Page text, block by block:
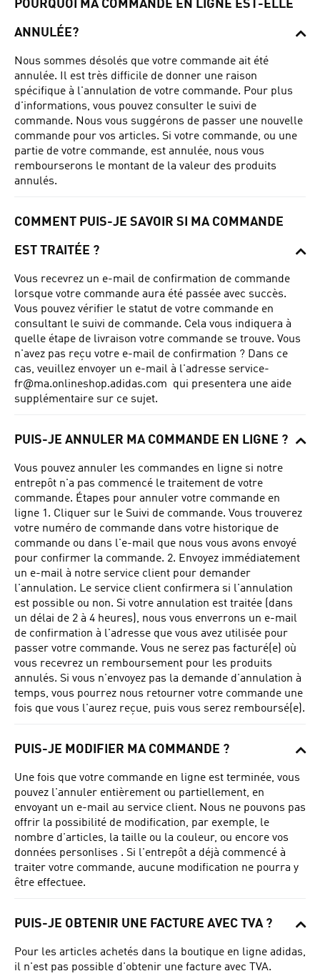
POURQUOI MA COMMANDE EN LIGNE EST-ELLE
ANNULÉE?
Nous sommes désolés que votre commande ait été
annulée.
Il est très difficile de donner une raison
spécifique à l'annulation de votre commande. Pour plus
d'informations, vous pouvez consulter le suivi de
commande. Nous vous suggérons de passer une nouvelle
commande pour vos articles. Si votre commande, ou une
partie de votre commande, est annulée, nous vous
rembourserons le montant de la valeur des produits
annulés.
COMMENT PUIS-JE SAVOIR SI MA COMMANDE
EST TRAITÉE ?
Vous recevrez un e-mail de confirmation de commande
lorsque votre commande aura été passée avec succès.
Vous pouvez vérifier le statut de votre commande en
consultant le suivi de commande. Cela vous indiquera à
quelle étape de livraison votre commande se trouve. Vous
n'avez pas reçu votre e-mail de confirmation ? Dans ce
cas, veuillez envoyer un e-mail à l'adresse service-
fr@ma.onlineshop.adidas.com qui presentera une aide
supplémentaire sur ce sujet.
PUIS-JE ANNULER MA COMMANDE EN LIGNE ?
Vous pouvez annuler les commandes en ligne si notre
entrepôt n'a pas commencé le traitement de votre
commande. Étapes pour annuler votre commande en
ligne 1. Cliquer sur le Suivi de commande. Vous trouverez
votre numéro de commande dans votre historique de
commande ou dans l'e-mail que nous vous avons envoyé
pour confirmer la commande. 2. Envoyez immédiatement
un e-mail à notre service client pour demander
l'annulation. Le service client confirmera si l'annulation
est possible ou non. Si votre annulation est traitée (dans
un délai de 2 à 4 heures), nous vous enverrons un e-mail
de confirmation à l'adresse que vous avez utilisée pour
passer votre commande. Vous ne serez pas facturé(e) où
vous recevrez un remboursement pour les produits
annulés. Si vous n'envoyez pas la demande d'annulation à
temps, vous pourrez nous retourner votre commande une
fois que vous l'aurez reçue, puis vous serez remboursé(e).
PUIS-JE MODIFIER MA COMMANDE ?
Une fois que votre commande en ligne est terminée, vous
pouvez l'annuler entièrement ou partiellement, en
envoyant un e-mail au service client. Nous ne pouvons pas
offrir la possibilité de modification, par exemple, le
nombre d'articles, la taille ou la couleur, ou encore vos
données personlises . Si l'entrepôt a déjà commencé à
traiter votre commande, aucune modification ne pourra y
être effectuee.
PUIS-JE OBTENIR UNE FACTURE AVEC TVA ?
Pour les articles achetés dans la boutique en ligne adidas,
il n'est pas possible d'obtenir une facture avec TVA.